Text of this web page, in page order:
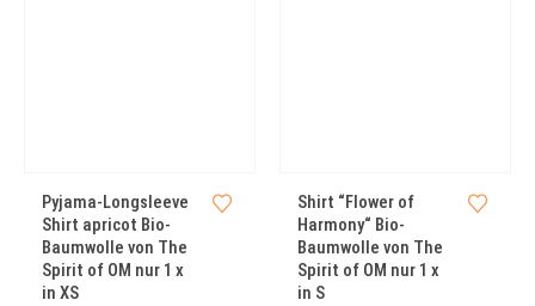
Pyjama-Longsleeve
Shirt apricot Bio-
Baumwolle von The
Spirit of OM nur 1 x
in XS
Shirt “Flower of
Harmony“ Bio-
Baumwolle von The
Spirit of OM nur 1 x
in S